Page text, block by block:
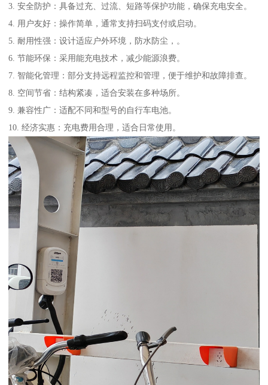
3. 安全防护：具备过充、过流、短路等保护功能，确保充电安全。
4. 用户友好：操作简单，通常支持扫码支付或启动。
5. 耐用性强：设计适应户外环境，防水防尘，。
6. 节能环保：采用能充电技术，减少能源浪费。
7. 智能化管理：部分支持远程监控和管理，便于维护和故障排查。
8. 空间节省：结构紧凑，适合安装在多种场所。
9. 兼容性广：适配不同和型号的自行车电池。
10. 经济实惠：充电费用合理，适合日常使用。